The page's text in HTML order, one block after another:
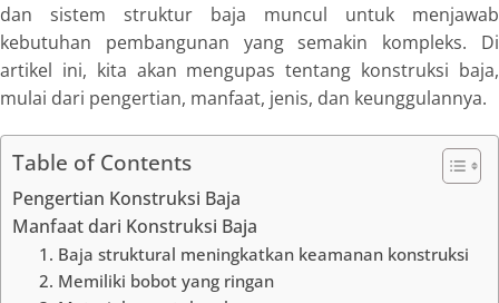
dan sistem struktur baja muncul untuk menjawab
kebutuhan pembangunan yang semakin kompleks. Di
artikel ini, kita akan mengupas tentang konstruksi baja,
mulai dari pengertian, manfaat, jenis, dan keunggulannya.
Table of Contents
Pengertian Konstruksi Baja
Manfaat dari Konstruksi Baja
1. Baja struktural meningkatkan keamanan konstruksi
2. Memiliki bobot yang ringan